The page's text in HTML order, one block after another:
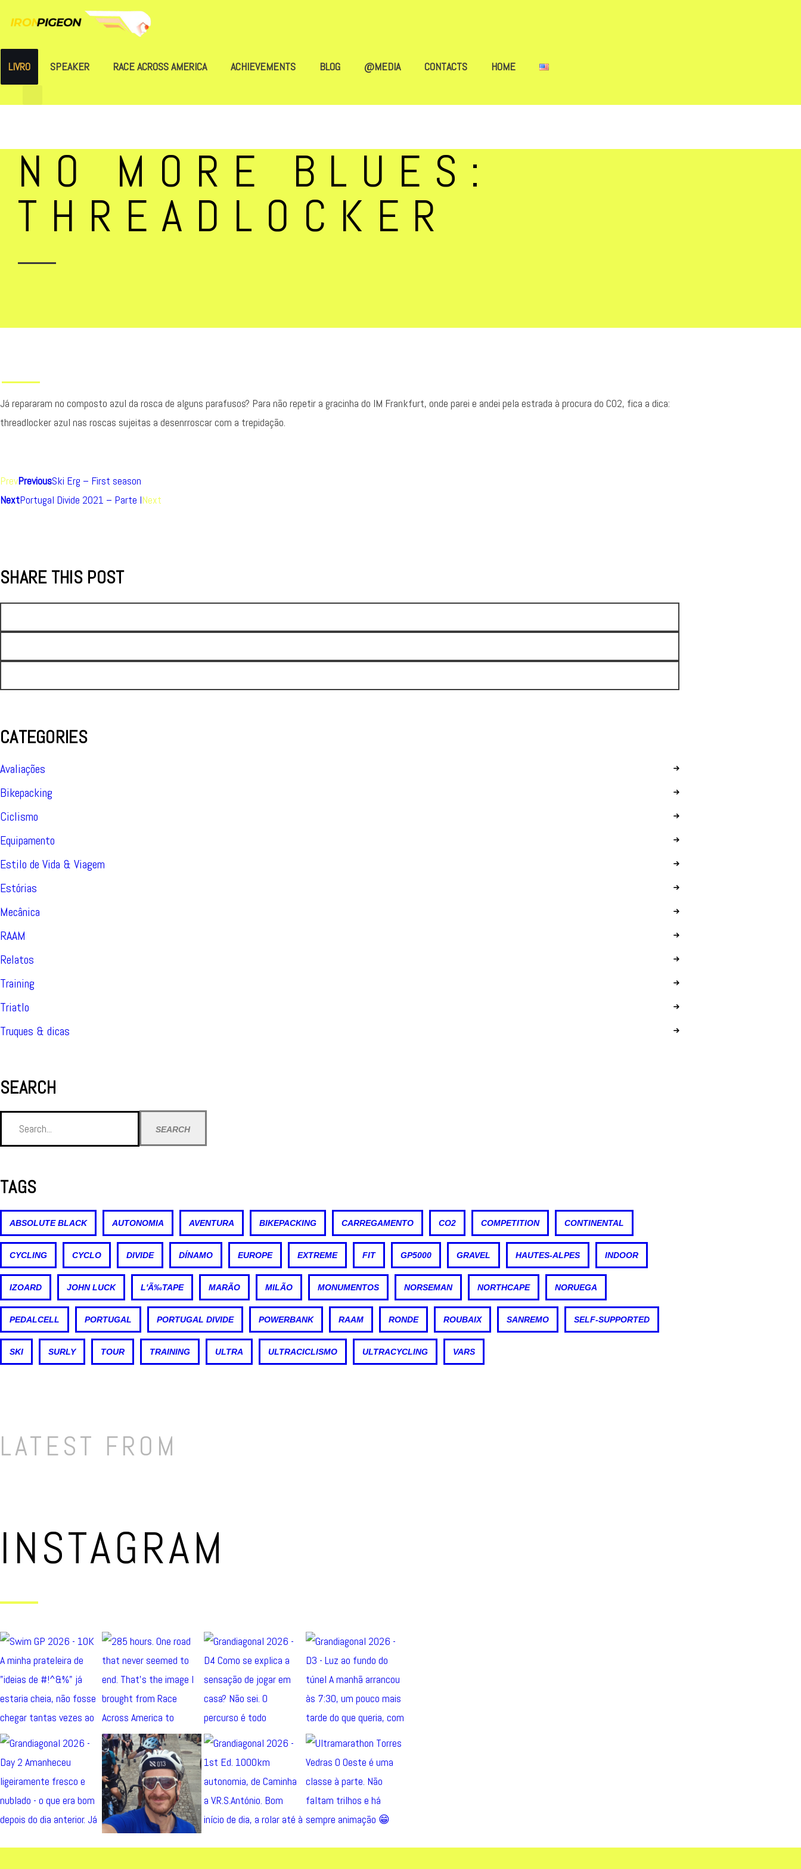
LIVRO SPEAKER RACE ACROSS AMERICA ACHIEVEMENTS BLOG @MEDIA CONTACTS HOME
NO MORE BLUES:
THREADLOCKER
Já repararam no composto azul da rosca de alguns parafusos? Para não repetir a gracinha do IM Frankfurt, onde parei e andei pela estrada à procura do CO2, fica a dica:
threadlocker azul nas roscas sujeitas a desenrroscar com a trepidação.
PrevPreviousSki Erg – First season
NextPortugal Divide 2021 – Parte INext
SHARE THIS POST
CATEGORIES
Avaliações
Bikepacking
Ciclismo
Equipamento
Estilo de Vida & Viagem
Estórias
Mecânica
RAAM
Relatos
Training
Triatlo
Truques & dicas
SEARCH
SEARCH
TAGS
ABSOLUTE BLACK AUTONOMIA AVENTURA BIKEPACKING CARREGAMENTO CO2 COMPETITION CONTINENTAL
CYCLING CYCLO DIVIDE DÍNAMO EUROPE EXTREME FIT GP5000 GRAVEL HAUTES-ALPES INDOOR
IZOARD JOHN LUCK L'Ã‰TAPE MARÃO MILÃO MONUMENTOS NORSEMAN NORTHCAPE NORUEGA
PEDALCELL PORTUGAL PORTUGAL DIVIDE POWERBANK RAAM RONDE ROUBAIX SANREMO SELF-SUPPORTED
SKI SURLY TOUR TRAINING ULTRA ULTRACICLISMO ULTRACYCLING VARS
LATEST FROM
INSTAGRAM